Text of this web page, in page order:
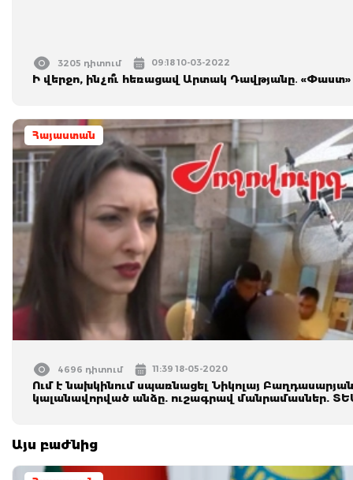
3205 դիտում 09:18 10-03-2022
Ի վերջո, ինչո՞ւ հեռացավ Արտակ Դավթյանը․ «Փաստ»
Հայաստան
4696 դիտում 11:39 18-05-2020
Ում է նախկինում սպառնացել Նիկոլայ
կալանավորված անձը. ուշագրավ մանրամասներ.
Այս բաժնից